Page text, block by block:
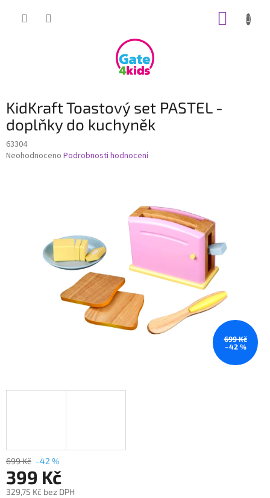
KidKraft Toastový set PASTEL -
doplňky do kuchyněk
63304
Průměrné
Neohodnoceno Podrobnosti hodnocení
699 Kč
–42 %
699 Kč –42 %
399 Kč
329,75 Kč bez DPH